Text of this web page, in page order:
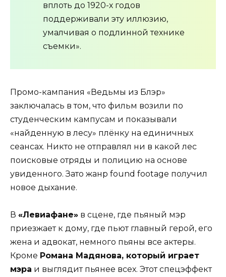
вплоть до 1920-х годов
поддерживали эту иллюзию,
умалчивая о подлинной технике
съемки».
Промо-кампания «Ведьмы из Блэр»
заключалась в том, что фильм возили по
студенческим кампусам и показывали
«найденную в лесу» плёнку на единичных
сеансах. Никто не отправлял ни в какой лес
поисковые отряды и полицию на основе
увиденного. Зато жанр found footage получил
новое дыхание.
В «Левиафане» в сцене, где пьяный мэр
приезжает к дому, где пьют главный герой, его
жена и адвокат, немного пьяны все актеры.
Кроме Романа Мадянова, который играет
мэра и выглядит пьянее всех. Этот спецэффект